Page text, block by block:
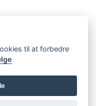
til at forbedre